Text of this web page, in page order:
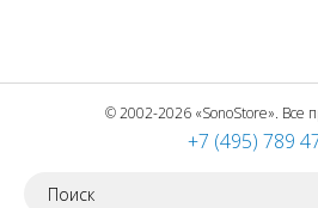
© 2002-2026 «SonoStore». Все
+7 (495) 789